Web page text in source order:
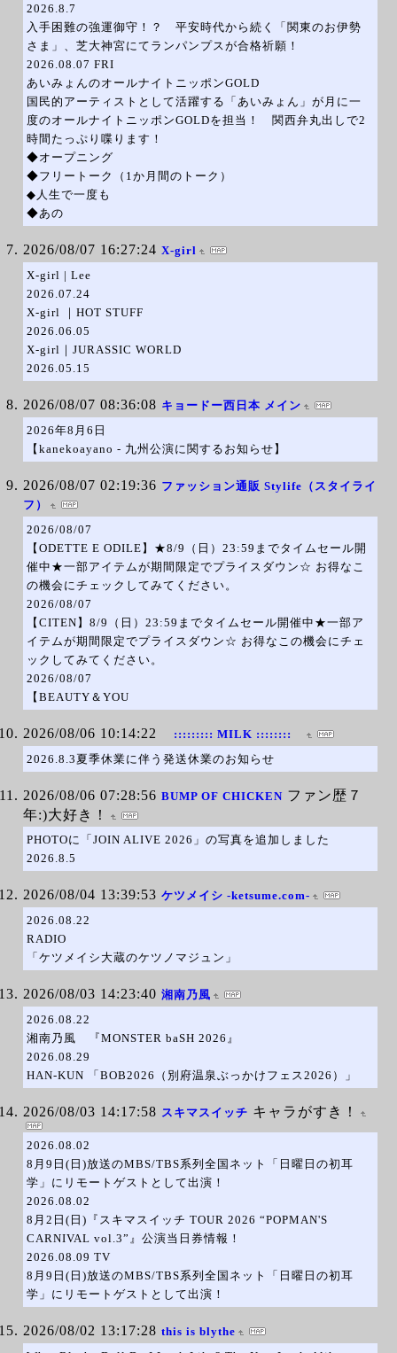
2026.8.7
入手困難の強運御守！？ 平安時代から続く「関東のお伊勢
さま」、芝大神宮にてランパンプスが合格祈願！
2026.08.07 FRI
あいみょんのオールナイトニッポンGOLD
国民的アーティストとして活躍する「あいみょん」が月に一
度のオールナイトニッポンGOLDを担当！ 関西弁丸出しで2
時間たっぷり喋ります！
◆オープニング
◆フリートーク（1か月間のトーク）
◆人生で一度も
◆あの
2026/08/07 16:27:24 X-girl
X-girl | Lee
2026.07.24
X-girl ｜HOT STUFF
2026.06.05
X-girl｜JURASSIC WORLD
2026.05.15
2026/08/07 08:36:08 キョードー西日本 メイン
2026年8月6日
【kanekoayano - 九州公演に関するお知らせ】
2026/08/07 02:19:36 ファッション通販 Stylife（スタイライ
フ）
2026/08/07
【ODETTE E ODILE】★8/9（日）23:59までタイムセール開
催中★一部アイテムが期間限定でプライスダウン☆ お得なこ
の機会にチェックしてみてください。
2026/08/07
【CITEN】8/9（日）23:59までタイムセール開催中★一部ア
イテムが期間限定でプライスダウン☆ お得なこの機会にチェ
ックしてみてください。
2026/08/07
【BEAUTY＆YOU
2026/08/06 10:14:22
::::::::: MILK ::::::::
2026.8.3夏季休業に伴う発送休業のお知らせ
2026/08/06 07:28:56 BUMP OF CHICKEN ファン歴７
年:)大好き！
PHOTOに「JOIN ALIVE 2026」の写真を追加しました
2026.8.5
2026/08/04 13:39:53 ケツメイシ -ketsume.com-
2026.08.22
RADIO
「ケツメイシ大蔵のケツノマジュン」
2026/08/03 14:23:40 湘南乃風
2026.08.22
湘南乃風 『MONSTER baSH 2026』
2026.08.29
HAN-KUN 「BOB2026（別府温泉ぶっかけフェス2026）」
2026/08/03 14:17:58 スキマスイッチ キャラがすき！
2026.08.02
8月9日(日)放送のMBS/TBS系列全国ネット「日曜日の初耳
学」にリモートゲストとして出演！
2026.08.02
8月2日(日)『スキマスイッチ TOUR 2026 “POPMAN'S
CARNIVAL vol.3”』公演当日券情報！
2026.08.09 TV
8月9日(日)放送のMBS/TBS系列全国ネット「日曜日の初耳
学」にリモートゲストとして出演！
2026/08/02 13:17:28 this is blythe